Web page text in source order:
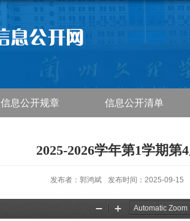
信息公开规章 信息公开清单
2025-2026学年第1学期第
发布者：郭鸿斌 发布时间：2025-09-15